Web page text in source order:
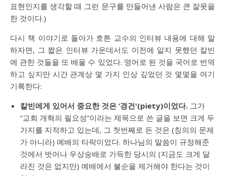
표현인지를 생각할 때 그런 문구를 만들어낸 사람은 큰 잘못을
한 것이다.)
다시 책 이야기로 돌아가 호튼 교수의 인터뷰 내용에 대해 말
하자면, 그 짧은 인터뷰 가운데서도 이전에 알지 못했던 칼빈
에 관한 것들을 또 배울 수 있었다. 영어로 된 것을 국어로 번역
하고 싶지만 시간 관계상 몇 가지 인상 깊었던 것 몇몇을 여기
기록한다:
칼빈에게 있어서 중요한 것은 ‘경건'(piety)이었다. 그가
“교회 개혁의 필요성”이라는 제목으로 쓴 글을 보면 크게 두
가지를 지적하고 있는데, 그 첫번째로 든 것은 (칭의의 문제
가 아니라) 예배의 타락이었다. 하나님의 말씀이 규정해준
것에서 벗어나 우상숭배로 가득한 당시의 (지금도 크게 달
라진 것은 없지만) 예배에서 불순을 제거해야 한다는 것이